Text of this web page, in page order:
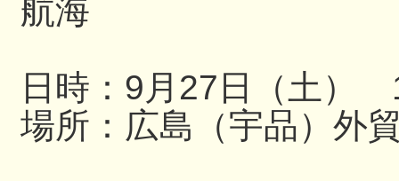
航海
日時：9月27日（土）
場所：広島（宇品）外